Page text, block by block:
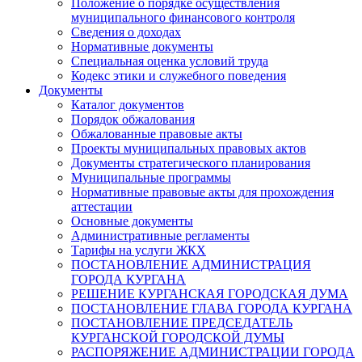
Положение о порядке осуществления
муниципального финансового контроля
Сведения о доходах
Нормативные документы
Специальная оценка условий труда
Кодекс этики и служебного поведения
Документы
Каталог документов
Порядок обжалования
Обжалованные правовые акты
Проекты муниципальных правовых актов
Документы стратегического планирования
Муниципальные программы
Нормативные правовые акты для прохождения
аттестации
Основные документы
Административные регламенты
Тарифы на услуги ЖКХ
ПОСТАНОВЛЕНИЕ АДМИНИСТРАЦИЯ
ГОРОДА КУРГАНА
РЕШЕНИЕ КУРГАНСКАЯ ГОРОДСКАЯ ДУМА
ПОСТАНОВЛЕНИЕ ГЛАВА ГОРОДА КУРГАНА
ПОСТАНОВЛЕНИЕ ПРЕДСЕДАТЕЛЬ
КУРГАНСКОЙ ГОРОДСКОЙ ДУМЫ
РАСПОРЯЖЕНИЕ АДМИНИСТРАЦИИ ГОРОДА